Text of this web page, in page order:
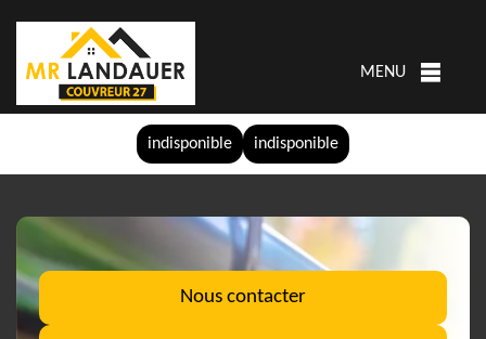
indisponible indisponible
MENU
Nous contacter